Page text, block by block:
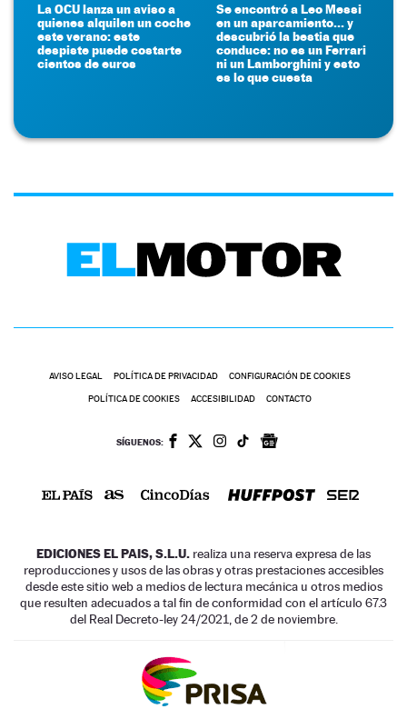
La OCU lanza un aviso a
quienes alquilen un coche
este verano: este
despiste puede costarte
cientos de euros
Se encontró a Leo Messi
en un aparcamiento... y
descubrió la bestia que
conduce: no es un Ferrari
ni un Lamborghini y esto
es lo que cuesta
AVISO LEGAL POLÍTICA DE PRIVACIDAD CONFIGURACIÓN DE COOKIES
POLÍTICA DE COOKIES ACCESIBILIDAD CONTACTO
SÍGUENOS:
EDICIONES EL PAIS, S.L.U. realiza una reserva expresa de las
reproducciones y usos de las obras y otras prestaciones accesibles
desde este sitio web a medios de lectura mecánica u otros medios
que resulten adecuados a tal fin de conformidad con el artículo 67.3
del Real Decreto-ley 24/2021, de 2 de noviembre.